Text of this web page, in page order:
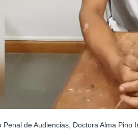
Penal de Audiencias, Doctora Alma Pino